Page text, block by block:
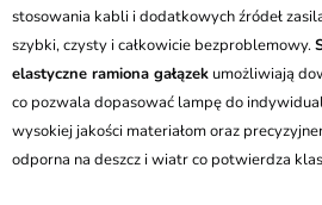
stosowania kabli i dodatkowych źródeł
szybki, czysty i całkowicie bezproblemowy.
elastyczne ramiona gałązek umożliwiają
co pozwala dopasować lampę do
wysokiej jakości materiałom oraz
odporna na deszcz i wiatr co potwierdza